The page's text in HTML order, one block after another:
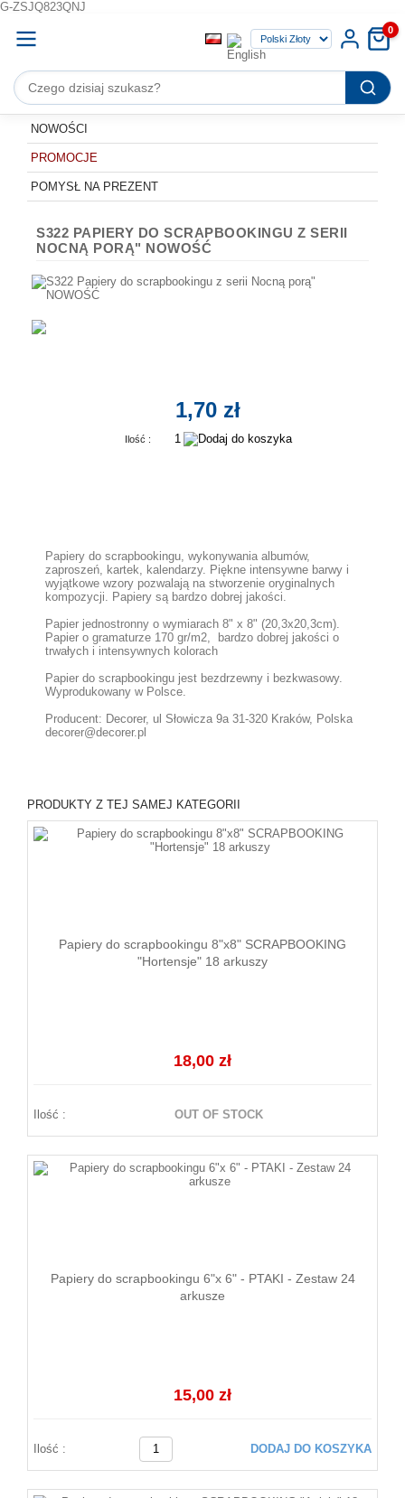
G-ZSJQ823QNJ
0
NOWOŚCI
PROMOCJE
POMYSŁ NA PREZENT
S322 PAPIERY DO SCRAPBOOKINGU Z SERII
NOCNĄ PORĄ" NOWOŚĆ
1,70 zł
Ilość :
Papiery do scrapbookingu, wykonywania albumów,
zaproszeń, kartek, kalendarzy. Piękne intensywne barwy i
wyjątkowe wzory pozwalają na stworzenie oryginalnych
kompozycji. Papiery są bardzo dobrej jakości.
Papier jednostronny o wymiarach 8" x 8" (20,3x20,3cm).
Papier o gramaturze 170 gr/m2, bardzo dobrej jakości o
trwałych i intensywnych kolorach
Papier do scrapbookingu jest bezdrzewny i bezkwasowy.
Wyprodukowany w Polsce.
Producent: Decorer, ul Słowicza 9a 31-320 Kraków, Polska
decorer@decorer.pl
PRODUKTY Z TEJ SAMEJ KATEGORII
Papiery do scrapbookingu 8"x8" SCRAPBOOKING
"Hortensje" 18 arkuszy
18,00 zł
Ilość : OUT OF STOCK
Papiery do scrapbookingu 6"x 6" - PTAKI - Zestaw 24
arkusze
15,00 zł
Ilość : DODAJ DO KOSZYKA